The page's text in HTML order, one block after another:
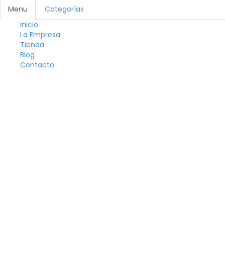
Menu
Categorías
Inicio
La Empresa
Tienda
Blog
Contacto